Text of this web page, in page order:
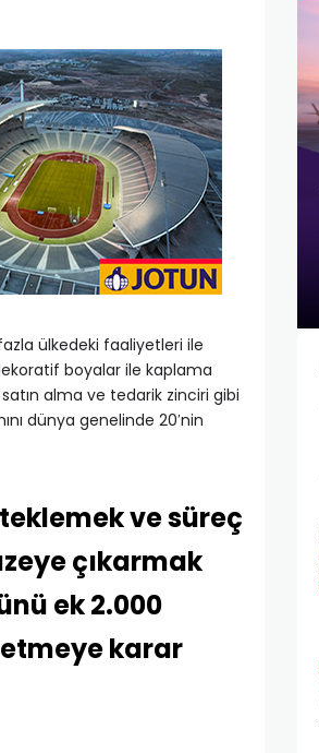
ülkedeki faaliyetleri ile
boyalar ile kaplama
alma ve tedarik zinciri gibi
dünya genelinde 20′nin
ve süreç
çıkarmak
ek 2.000
karar